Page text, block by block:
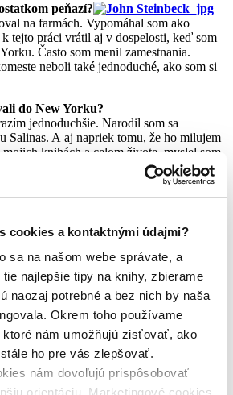
cookies a kontaktnými údajmi?
sa na našom webe správate, a
najlepšie tipy na knihy, zbierame
naozaj potrebné a bez nich by naša
Okrem toho používame
nám umožňujú zisťovať, ako
ho pre vás zlepšovať.
nám dovoľujú prispôsobovať
orientáciu. Marketingové cookies
peňazí?
na farmách. Vypomáhal som ako
tejto práci vrátil aj v dospelosti, keď som
Často som menil zamestnania.
neboli také jednoduché, ako som si
do New Yorku?
jednoduchšie. Narodil som sa
Salinas. A aj napriek tomu, že ho milujem
mojich knihách a celom živote, myslel som
sa ako spisovateľ vo veľkom meste.
vyvrátiť tento výmysel. Celý americký sen.
nežili žiadny sen, ale reálny, smutný
pritom nešlo o fikciu.
prvky? Opisujete aj svoj
a ľuďoch
som dej dokonca zasadil blízko
Salinas. A aj postavy, ktoré som
Často sa cítili ako ja, často pracovali ako